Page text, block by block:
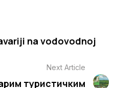
na vodovodnoj
Next Article
туристичким